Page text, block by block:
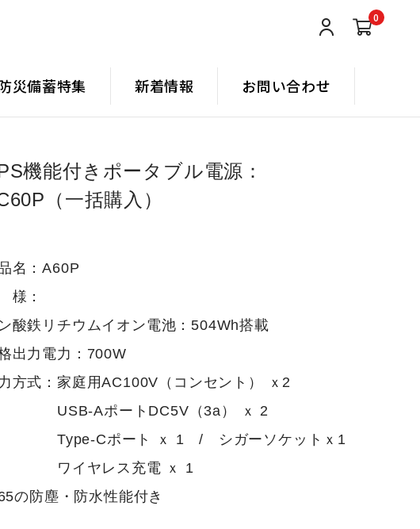
0
災備蓄特集 新着情報 お問い合わせ
機能付きポータブル電源：
（一括購入）
名：A60P
様：
酸鉄リチウムイオン電池：504Wh搭載
出力電力：700W
方式：家庭用AC100V（コンセント） ｘ2
AポートDC5V（3a） ｘ 2
Cポート ｘ 1 / シガーソケットｘ1
イヤレス充電 ｘ 1
の防塵・防水性能付き